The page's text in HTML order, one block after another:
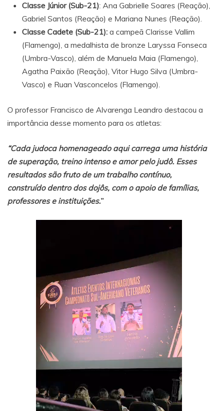
Classe Júnior (Sub-21): Ana Gabrielle Soares (Reação),
Gabriel Santos (Reação) e Mariana Nunes (Reação).
Classe Cadete (Sub-21): a campeã Clarisse Vallim
(Flamengo), a medalhista de bronze Laryssa Fonseca
(Umbra-Vasco), além de Manuela Maia (Flamengo),
Agatha Paixão (Reação), Vitor Hugo Silva (Umbra-
Vasco) e Ruan Vasconcelos (Flamengo).
O professor Francisco de Alvarenga Leandro destacou a
importância desse momento para os atletas:
“Cada judoca homenageado aqui carrega uma história
de superação, treino intenso e amor pelo judô. Esses
resultados são fruto de um trabalho contínuo,
construído dentro dos dojôs, com o apoio de famílias,
professores e instituições.”